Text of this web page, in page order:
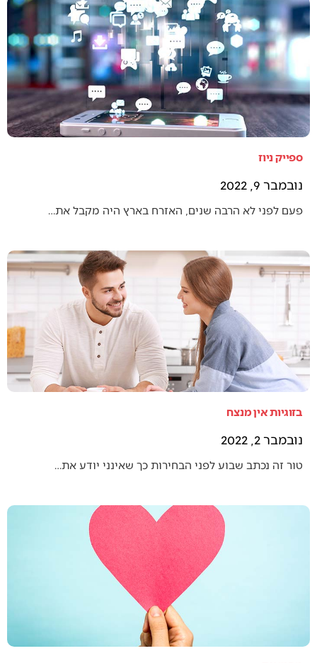
ספייק ניוז
נובמבר 9, 2022
פעם לפני לא הרבה שנים, האזרח בארץ היה מקבל את…
בזוגיות אין מנצח
נובמבר 2, 2022
טור זה נכתב שבוע לפני הבחירות כך שאינני יודע את…